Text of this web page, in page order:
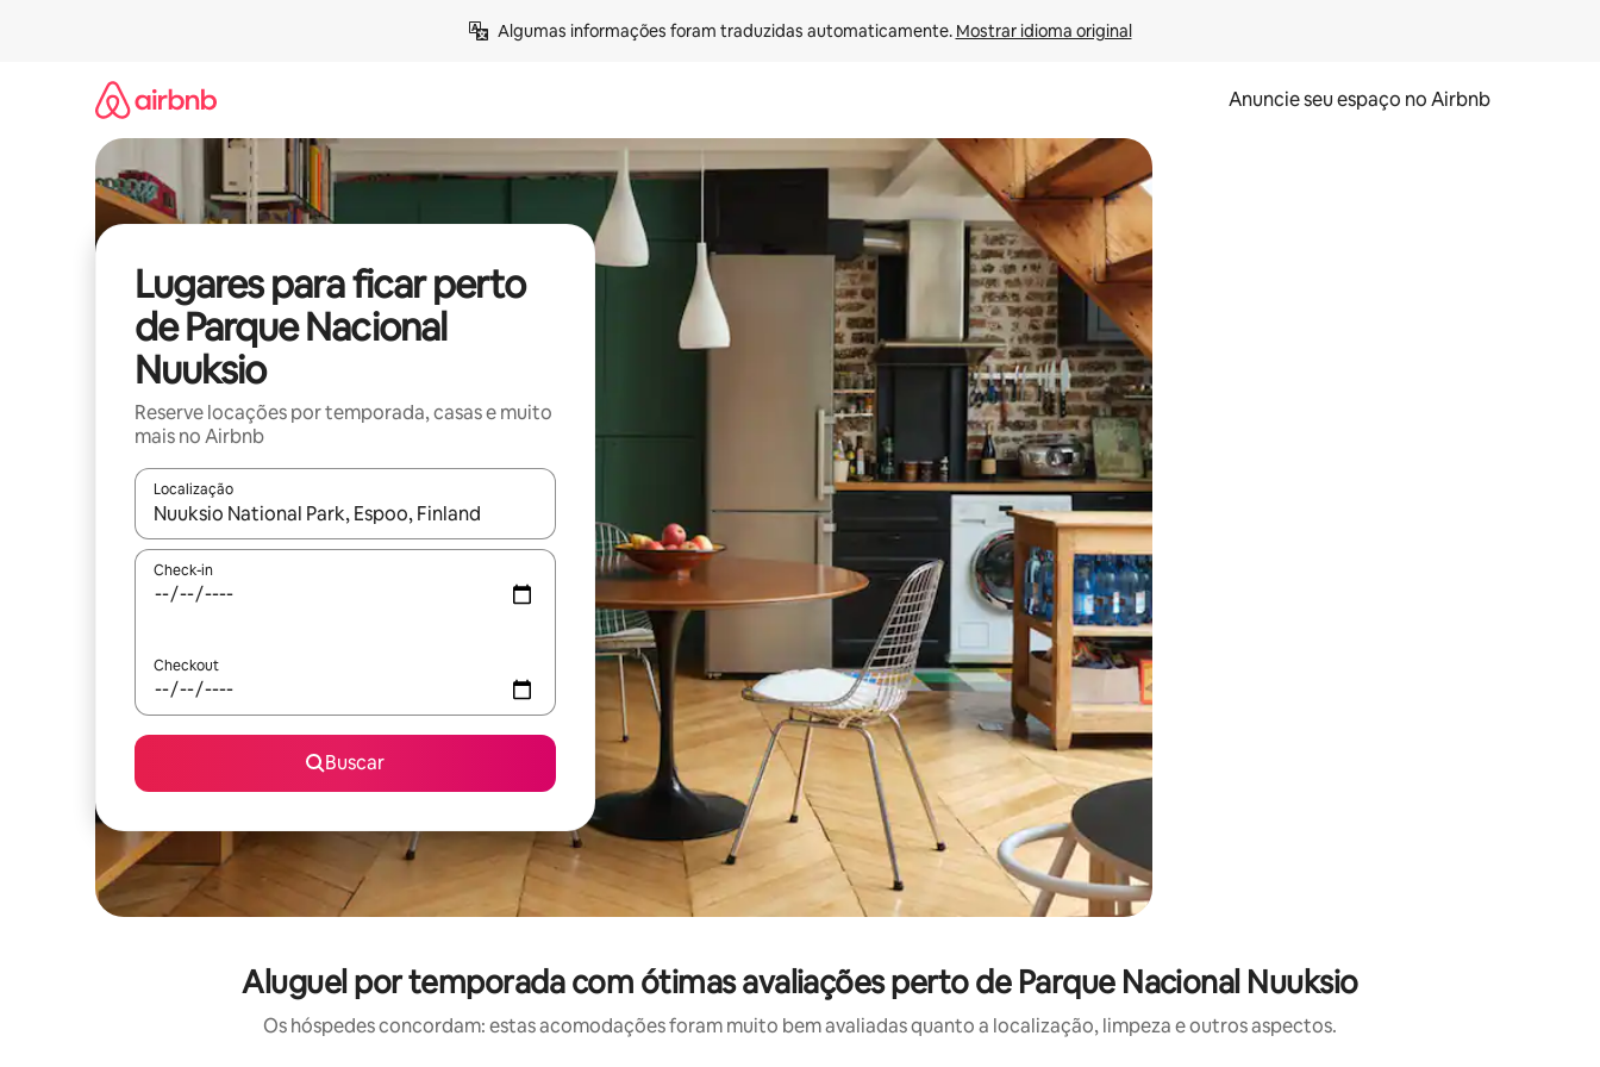
Algumas informações foram traduzidas automaticamente. Mostrar idioma original
Anuncie seu espaço no Airbnb
Lugares para ficar perto
de Parque Nacional
Nuuksio
Reserve locações por temporada, casas e muito
mais no Airbnb
Localização
Quando os resultados estiverem disponíveis, explore-os usando as seta para cima e para baixo do teclado ou tocando e deslizando o dedo na tela.
Check-in
Checkout
Buscar
Aluguel por temporada com ótimas avaliações perto de Parque Nacional Nuuksio
Os hóspedes concordam: estas acomodações foram muito bem avaliadas quanto a localização, limpeza e outros aspectos.